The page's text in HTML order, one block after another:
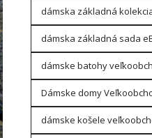
dámska základná
dámska základná sada
dámske batohy
Dámske domy
dámske košele